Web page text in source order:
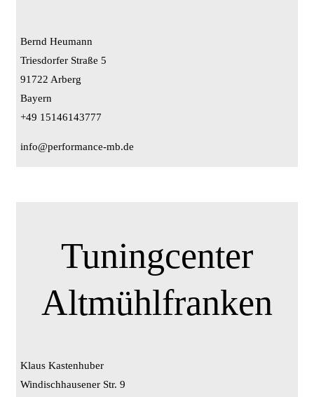
Bernd Heumann
Triesdorfer Straße 5
91722 Arberg
Bayern
+49 15146143777
info@performance-mb.de
Tuningcenter
Altmühlfranken
Klaus Kastenhuber
Windischhausener Str. 9